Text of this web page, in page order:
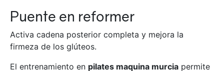
Puente en reformer
Activa cadena posterior completa y mejora la
firmeza de los glúteos.
El entrenamiento en pilates maquina murcia permite